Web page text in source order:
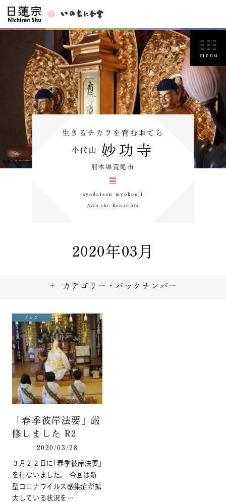
生きるチカラを育むおてら
小代山 妙功寺
熊本県荒尾市
syodaisan myokouji
Arao-shi, Kumamoto
2020年03月
ブログ
「春季彼岸法要」厳
修しました R2
2020/03/28
３月２２日に｢春季彼岸法要｣
を行ないました。 今回は新
型コロナウイルス感染症が拡
大している状況を…
カテゴリー・バックナンバー